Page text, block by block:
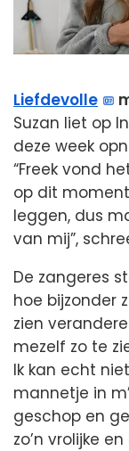
Liefdevolle
Suzan liet op
deze week
“Freek vond
op dit
leggen, dus
van mij”,
De zangeres
hoe bijzonder
zien
mezelf zo te
Ik kan echt
mannetje in
geschop en
zo’n vrolijke